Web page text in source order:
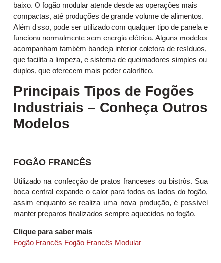
baixo. O fogão modular atende desde as operações mais
compactas, até produções de grande volume de alimentos.
Além disso, pode ser utilizado com qualquer tipo de panela e
funciona normalmente sem energia elétrica. Alguns modelos
acompanham também bandeja inferior coletora de resíduos,
que facilita a limpeza, e sistema de queimadores simples ou
duplos, que oferecem mais poder calorífico.
Principais Tipos de Fogões
Industriais – Conheça Outros
Modelos
FOGÃO FRANCÊS
Utilizado na confecção de pratos franceses ou bistrôs. Sua
boca central expande o calor para todos os lados do fogão,
assim enquanto se realiza uma nova produção, é possível
manter preparos finalizados sempre aquecidos no fogão.
Clique para saber mais
Fogão Francês Fogão Francês Modular